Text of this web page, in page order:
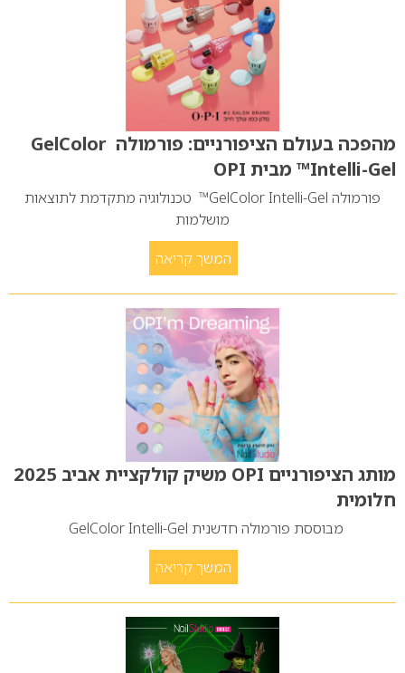
מהפכה בעולם הציפורניים: פורמולה GelColor
Intelli-Gel™ מבית OPI
פורמולה GelColor Intelli-Gel™ טכנולוגיה מתקדמת לתוצאות
מושלמות
המשך קריאה
מותג הציפורניים OPI משיק קולקציית אביב 2025
חלומית
מבוססת פורמולה חדשנית GelColor Intelli-Gel
המשך קריאה